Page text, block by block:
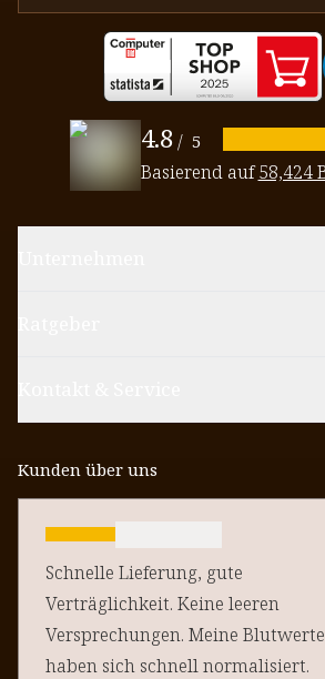
4.8 / 5
Basierend auf58,424
Kunden über uns
Schnelle Lieferung, gute
Verträglichkeit. Keine leeren
Versprechungen. Meine Blutwerte
haben sich schnell normalisiert.